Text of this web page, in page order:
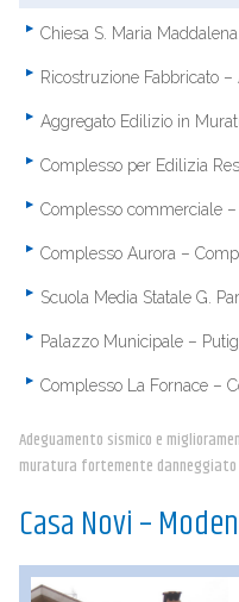
Chiesa S. Maria
Ricostruzione Fabbricato
Aggregato Edilizio in
Complesso per Edilizia
Complesso commerciale
Complesso Aurora –
Scuola Media Statale G.
Palazzo Municipale –
Complesso La Fornace –
Adeguamento sismico e
muratura fortemente danneggiato
Casa Novi –